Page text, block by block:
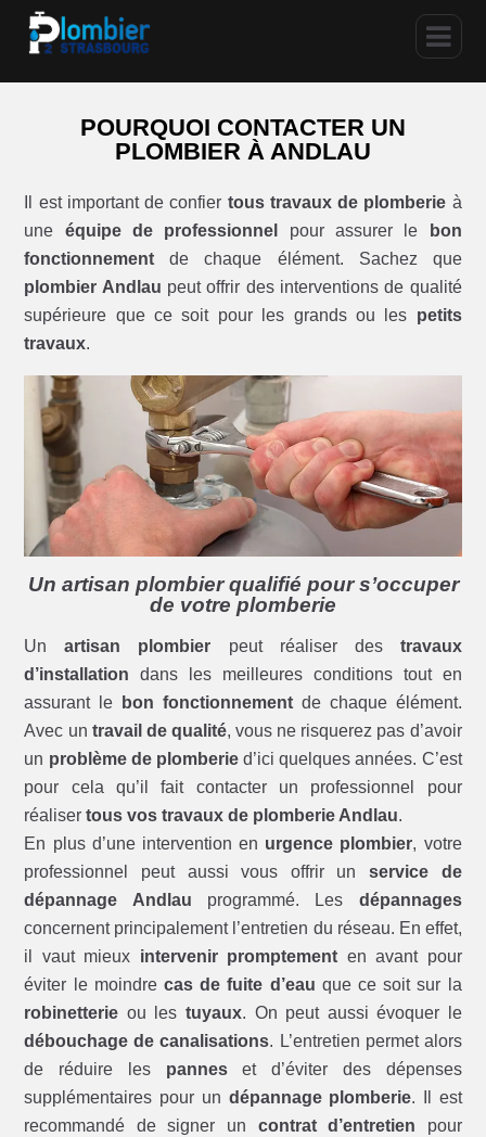
POURQUOI CONTACTER UN
PLOMBIER À ANDLAU
Il est important de confier tous travaux de plomberie à
une équipe de professionnel pour assurer le
bon
fonctionnement de chaque élément. Sachez que
plombier Andlau peut offrir des interventions de qualité
supérieure que ce soit pour les grands ou les petits
travaux.
Un artisan plombier qualifié pour s’occuper
de votre plomberie
Unartisan plombier peut réaliser des travaux
d’installation dans les meilleures conditions tout en
assurant le
bon fonctionnement de chaque élément.
Avec un travail de qualité, vous ne risquerez pas d’avoir
un problème de plomberied’ici quelques années. C’est
pour cela qu’il fait contacter un professionnel pour
réalisertous vos travaux de plomberie Andlau.
En plus d’une intervention en urgence plombier, votre
professionnel peut aussi vous offrir un service de
dépannage Andlau programmé. Les dépannages
concernent principalement l’entretien du réseau. En effet,
il vaut mieux intervenir promptement en avant pour
éviter le moindrecas de fuite d’eau que ce soit sur la
robinetterie ou les tuyaux. On peut aussi évoquer le
débouchage de canalisations. L’entretien permet alors
de réduire les panneset d’éviter des dépenses
supplémentaires pour un dépannage plomberie. Il est
recommandé de signer un contrat d’entretien pour